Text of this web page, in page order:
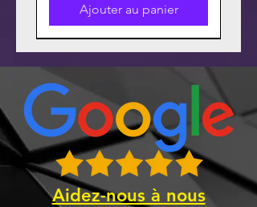
Ajouter au panier
Aidez-nous à nous